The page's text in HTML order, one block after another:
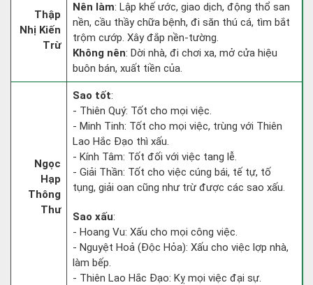
Thập
Nhị Kiến
Trừ
Nên làm: Lập khế ước, giao dịch, động thổ san
nền, cầu thầy chữa bệnh, đi săn thú cá, tìm bắt
trộm cướp. Xây đắp nền-tường.
Không nên: Dời nhà, đi chơi xa, mở cửa hiệu
buôn bán, xuất tiền của.
Ngọc
Hạp
Thông
Thư
Sao tốt:
- Thiên Quý: Tốt cho mọi việc.
- Minh Tinh: Tốt cho mọi việc, trùng với Thiên
Lao Hắc Đạo thì xấu.
- Kính Tâm: Tốt đối với việc tang lễ.
- Giải Thần: Tốt cho việc cúng bái, tế tự, tố
tụng, giải oan cũng như trừ được các sao xấu.
Sao xấu:
- Hoang Vu: Xấu cho mọi công việc.
- Nguyệt Hoả (Độc Hỏa): Xấu cho việc lợp nhà,
làm bếp.
- Thiên Lao Hắc Đạo: Kỵ mọi việc đại sự.